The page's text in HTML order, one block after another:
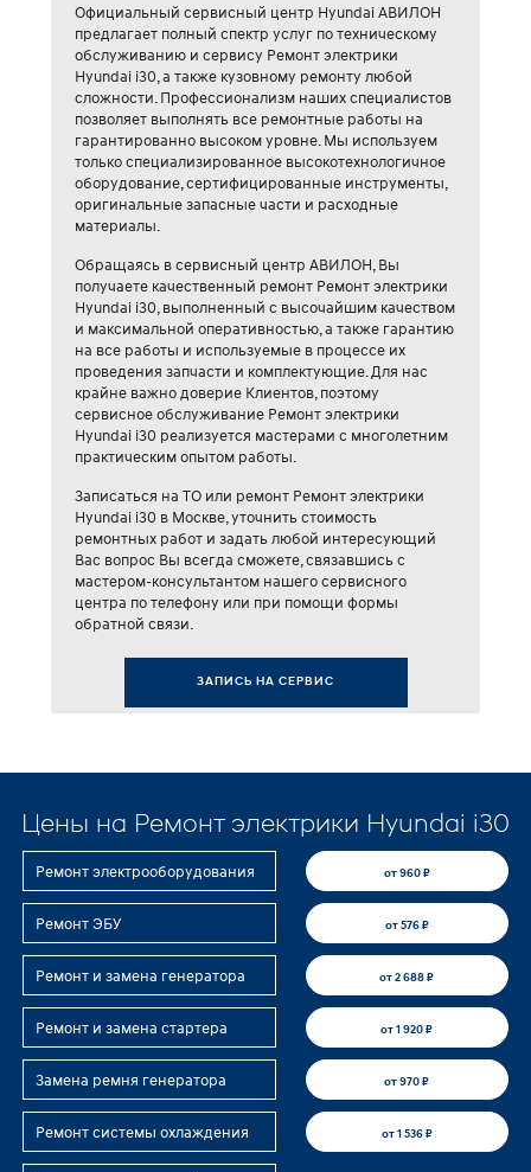
Официальный сервисный центр Hyundai АВИЛОН
предлагает полный спектр услуг по техническому
обслуживанию и сервису Ремонт электрики
Hyundai i30, а также кузовному ремонту любой
сложности. Профессионализм наших специалистов
позволяет выполнять все ремонтные работы на
гарантированно высоком уровне. Мы используем
только специализированное высокотехнологичное
оборудование, сертифицированные инструменты,
оригинальные запасные части и расходные
материалы.
Обращаясь в сервисный центр АВИЛОН, Вы
получаете качественный ремонт Ремонт электрики
Hyundai i30, выполненный с высочайшим качеством
и максимальной оперативностью, а также гарантию
на все работы и используемые в процессе их
проведения запчасти и комплектующие. Для нас
крайне важно доверие Клиентов, поэтому
сервисное обслуживание Ремонт электрики
Hyundai i30 реализуется мастерами с многолетним
практическим опытом работы.
Записаться на ТО или ремонт Ремонт электрики
Hyundai i30 в Москве, уточнить стоимость
ремонтных работ и задать любой интересующий
Вас вопрос Вы всегда сможете, связавшись с
мастером-консультантом нашего сервисного
центра по телефону или при помощи формы
обратной связи.
ЗАПИСЬ НА СЕРВИС
Цены на Ремонт электрики Hyundai i30
Ремонт электрооборудования от 960 ₽
Ремонт ЭБУ от 576 ₽
Ремонт и замена генератора от 2 688 ₽
Ремонт и замена стартера от 1 920 ₽
Замена ремня генератора от 970 ₽
Ремонт системы охлаждения от 1 536 ₽